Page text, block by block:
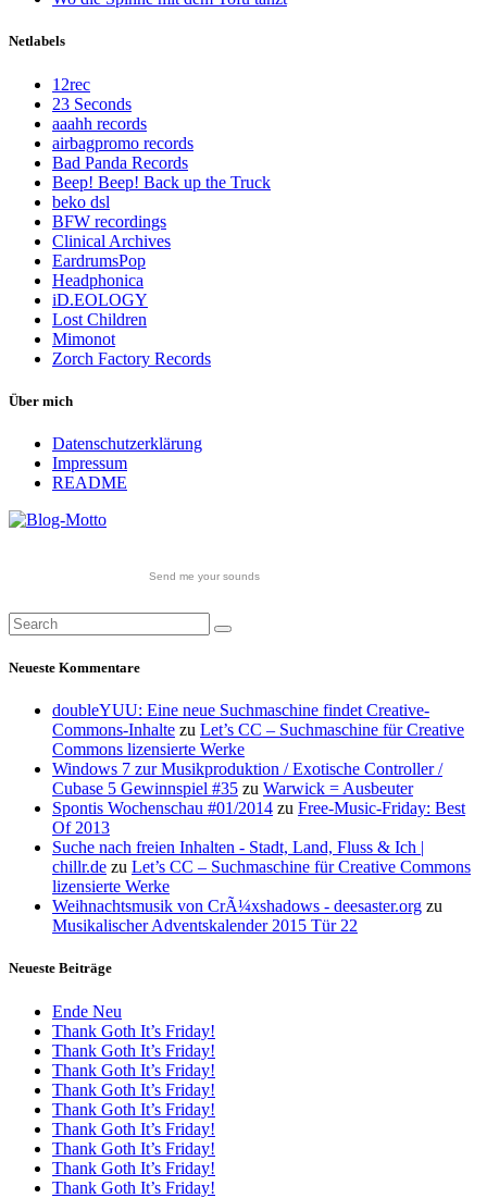
Netlabels
12rec
23 Seconds
aaahh records
airbagpromo records
Bad Panda Records
Beep! Beep! Back up the Truck
beko dsl
BFW recordings
Clinical Archives
EardrumsPop
Headphonica
iD.EOLOGY
Lost Children
Mimonot
Zorch Factory Records
Über mich
Datenschutzerklärung
Impressum
README
Send me your sounds
Neueste Kommentare
doubleYUU: Eine neue Suchmaschine findet Creative-
Commons-Inhalte zu Let’s CC – Suchmaschine für Creative
Commons lizensierte Werke
Windows 7 zur Musikproduktion / Exotische Controller /
Cubase 5 Gewinnspiel #35 zu Warwick = Ausbeuter
Spontis Wochenschau #01/2014 zu Free-Music-Friday: Best
Of 2013
Suche nach freien Inhalten - Stadt, Land, Fluss & Ich |
chillr.de zu Let’s CC – Suchmaschine für Creative Commons
lizensierte Werke
Weihnachtsmusik von CrÃ¼xshadows - deesaster.org zu
Musikalischer Adventskalender 2015 Tür 22
Neueste Beiträge
Ende Neu
Thank Goth It’s Friday!
Thank Goth It’s Friday!
Thank Goth It’s Friday!
Thank Goth It’s Friday!
Thank Goth It’s Friday!
Thank Goth It’s Friday!
Thank Goth It’s Friday!
Thank Goth It’s Friday!
Thank Goth It’s Friday!